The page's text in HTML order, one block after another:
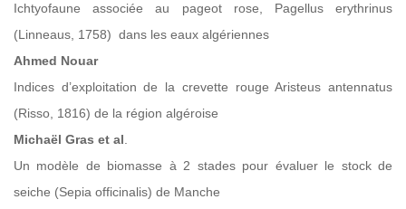
Ichtyofaune associée au pageot rose, Pagellus erythrinus
(Linneaus, 1758) dans les eaux algériennes
Ahmed Nouar
Indices d’exploitation de la crevette rouge Aristeus antennatus
(Risso, 1816) de la région algéroise
Michaël Gras et al
Un modèle de biomasse à 2 stades pour évaluer le stock de
seiche (Sepia officinalis) de Manche